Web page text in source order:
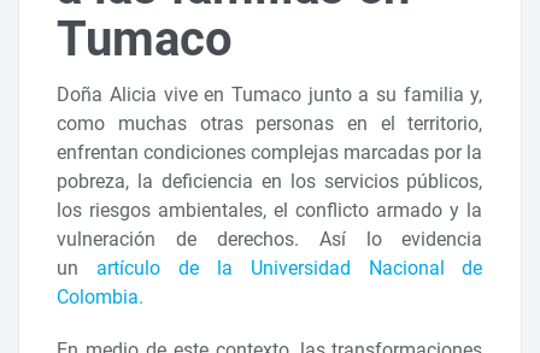
Tumaco
Doña Alicia vive en Tumaco junto a su familia y,
como muchas otras personas en el territorio,
enfrentan condiciones complejas marcadas por la
pobreza, la deficiencia en los servicios públicos,
los riesgos ambientales, el conflicto armado y la
vulneración de derechos. Así lo evidencia
un artículo de la Universidad Nacional de
Colombia.